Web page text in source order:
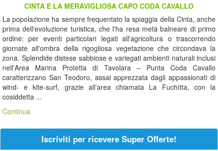
CINTA E LA MERAVIGLIOSA CAPO CODA CAVALLO
La popolazione ha sempre frequentato la spiaggia della Cinta, anche
prima dell'evoluzione turistica, che l'ha resa metà balneare di primo
ordine: per eventi particolari legati all'agricoltura o trascorrendo
giornate all'ombra della rigogliosa vegetazione che circondava la
zona. Splendide distese sabbiose e variegati ambienti naturali inclusi
nell'Area Marina Protetta di Tavolara – Punta Coda Cavallo
caratterizzano San Teodoro, assai apprezzata dagli appassionati di
wind- e kite-surf, grazie all'area chiamata La Fuchìtta, con la
cosiddetta ...
Continua
Iscriviti per ricevere Super Offerte!